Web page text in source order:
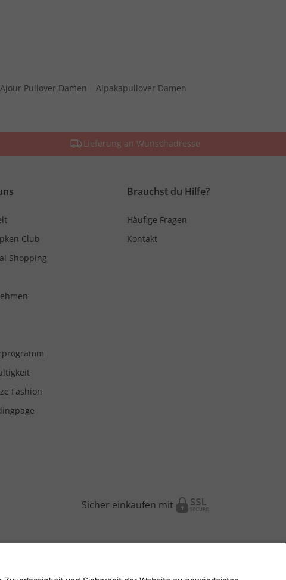
Ajour Pullover Damen
Alpakapullover Damen
Lieferung an Wunschadresse
Club
Shopping
Fashion
Brauchst du Hilfe?
Häufige Fragen
Kontakt
Sicher einkaufen mit